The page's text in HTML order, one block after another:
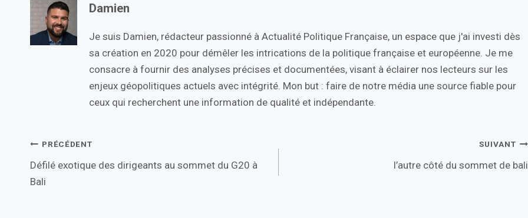
Damien
Je suis Damien, rédacteur passionné à Actualité Politique Française, un espace que j'ai investi dès
sa création en 2020 pour démêler les intrications de la politique française et européenne. Je me
consacre à fournir des analyses précises et documentées, visant à éclairer nos lecteurs sur les
enjeux géopolitiques actuels avec intégrité. Mon but : faire de notre média une source fiable pour
ceux qui recherchent une information de qualité et indépendante.
Navigation
de
PRÉCÉDENT
Défilé exotique des dirigeants au sommet du G20 à
Bali
SUIVANT
l’autre côté du sommet de bali